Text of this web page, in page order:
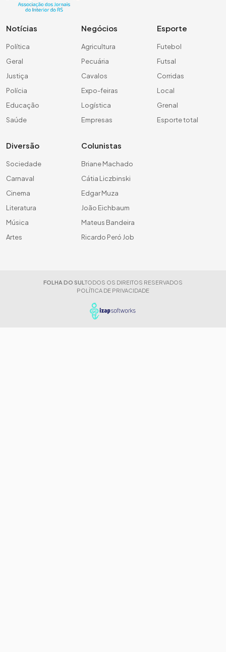
Notícias
Política
Geral
Justiça
Polícia
Educação
Saúde
Negócios
Agricultura
Pecuária
Cavalos
Expo-feiras
Logística
Empresas
Esporte
Futebol
Futsal
Corridas
Local
Grenal
Esporte total
Diversão
Sociedade
Carnaval
Cinema
Literatura
Música
Artes
Colunistas
Briane Machado
Cátia Liczbinski
Edgar Muza
João Eichbaum
Mateus Bandeira
Ricardo Peró Job
FOLHA DO SUL TODOS OS DIREITOS RESERVADOS
POLÍTICA DE PRIVACIDADE